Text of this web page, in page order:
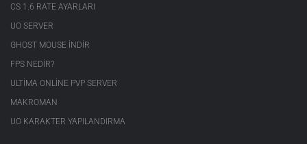
CS 1.6 RATE AYARLARI
UO SERVER
GHOST MOUSE INDIR
FPS NEDIR?
ULTIMA ONLINE PVP SERVER
MAKROMAN
UO KARAKTER YAPILANDIRMA